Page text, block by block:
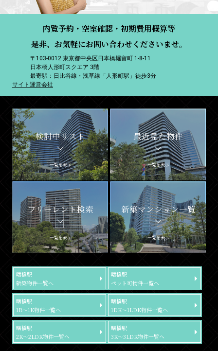
内覧予約・空室確認・初期費用概算等
是非、お気軽にお問い合わせくださいませ。
〒103-0012 東京都中央区日本橋堀留町 1-8-11
日本橋人形町スクエア 3階
最寄駅：日比谷線・浅草線「人形町駅」徒歩3分
サイト運営会社
検討中リスト
一覧を表示
最近見た物件
一覧を表示
フリーレント検索
一覧を表示
新築マンション一覧
一覧を表示
曙橋駅
新築物件一覧へ
曙橋駅
ペット可物件一覧へ
曙橋駅
1R～1K物件一覧へ
曙橋駅
1DK～1LDK物件一覧へ
曙橋駅
2K～2LDK物件一覧へ
曙橋駅
3K～3LDK物件一覧へ